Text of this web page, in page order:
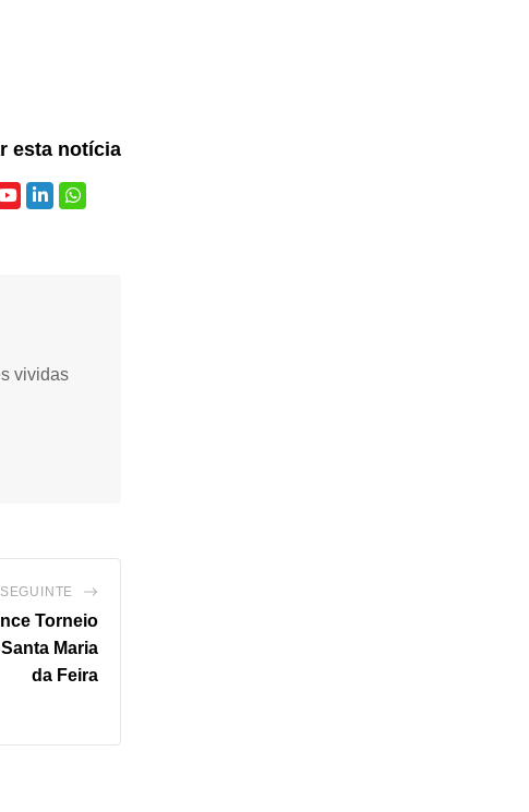
esta notícia
vividas
SEGUINTE
Torneio
Maria
da Feira